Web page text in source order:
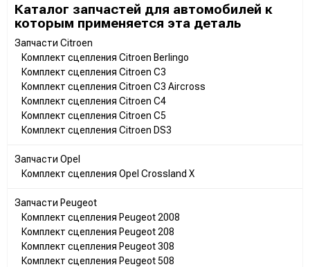
Каталог запчастей для автомобилей к
которым применяется эта деталь
Запчасти Citroen
Комплект сцепления Citroen Berlingo
Комплект сцепления Citroen C3
Комплект сцепления Citroen C3 Aircross
Комплект сцепления Citroen C4
Комплект сцепления Citroen C5
Комплект сцепления Citroen DS3
Запчасти Opel
Комплект сцепления Opel Crossland X
Запчасти Peugeot
Комплект сцепления Peugeot 2008
Комплект сцепления Peugeot 208
Комплект сцепления Peugeot 308
Комплект сцепления Peugeot 508